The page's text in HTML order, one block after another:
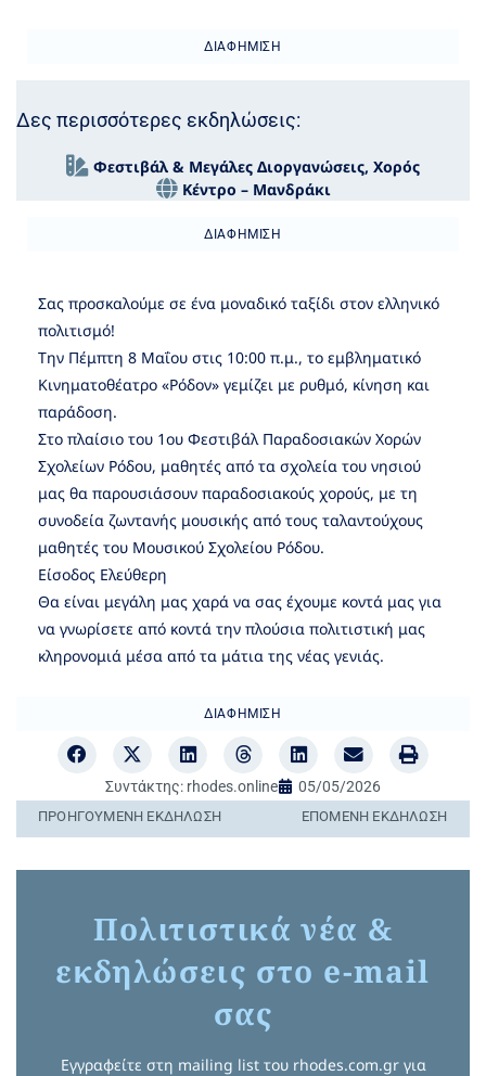
ΔΙΑΦΉΜΙΣΗ
Δες περισσότερες εκδηλώσεις:
Φεστιβάλ & Μεγάλες Διοργανώσεις, Χορός
Κέντρο – Μανδράκι
ΔΙΑΦΉΜΙΣΗ
Σας προσκαλούμε σε ένα μοναδικό ταξίδι στον ελληνικό
πολιτισμό!
Την Πέμπτη 8 Μαΐου στις 10:00 π.μ., το εμβληματικό
Κινηματοθέατρο «Ρόδον» γεμίζει με ρυθμό, κίνηση και
παράδοση.
Στο πλαίσιο του 1ου Φεστιβάλ Παραδοσιακών Χορών
Σχολείων Ρόδου, μαθητές από τα σχολεία του νησιού
μας θα παρουσιάσουν παραδοσιακούς χορούς, με τη
συνοδεία ζωντανής μουσικής από τους ταλαντούχους
μαθητές του Μουσικού Σχολείου Ρόδου.
Είσοδος Ελεύθερη
Θα είναι μεγάλη μας χαρά να σας έχουμε κοντά μας για
να γνωρίσετε από κοντά την πλούσια πολιτιστική μας
κληρονομιά μέσα από τα μάτια της νέας γενιάς.
ΔΙΑΦΉΜΙΣΗ
Συντάκτης: rhodes.online 05/05/2026
ΠΡΟΗΓΟΎΜΕΝΗ ΕΚΔΉΛΩΣΗ ΕΠΌΜΕΝΗ ΕΚΔΉΛΩΣΗ
Πολιτιστικά νέα &
εκδηλώσεις στο e-mail
σας
Εγγραφείτε στη mailing list του rhodes.com.gr για